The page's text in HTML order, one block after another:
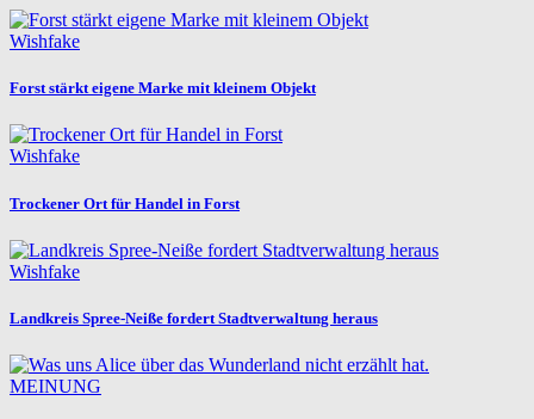
Wishfake
Forst stärkt eigene Marke mit kleinem Objekt
Wishfake
Trockener Ort für Handel in Forst
Wishfake
Landkreis Spree-Neiße fordert Stadtverwaltung heraus
MEINUNG